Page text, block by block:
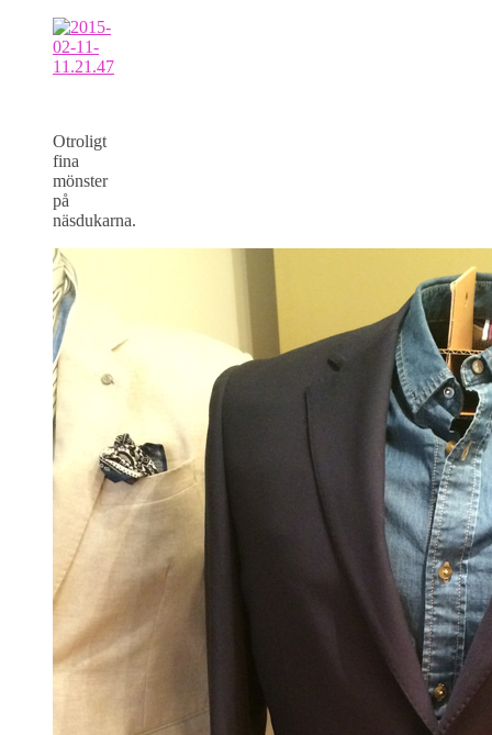
Otroligt
fina
mönster
på
näsdukarna.